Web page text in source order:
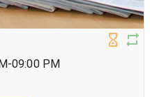
09:00 PM